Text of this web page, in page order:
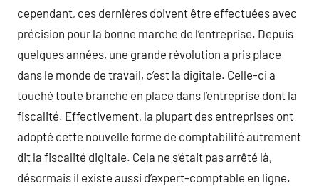
cependant, ces dernières doivent être effectuées avec
précision pour la bonne marche de l’entreprise. Depuis
quelques années, une grande révolution a pris place
dans le monde de travail, c’est la digitale. Celle-ci a
touché toute branche en place dans l’entreprise dont la
fiscalité. Effectivement, la plupart des entreprises ont
adopté cette nouvelle forme de comptabilité autrement
dit la fiscalité digitale. Cela ne s’était pas arrêté là,
désormais il existe aussi d’expert-comptable en ligne.